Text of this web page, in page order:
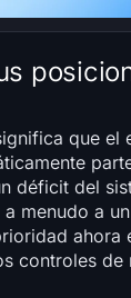
que el
déficit del
menudo a
ahora
controles de